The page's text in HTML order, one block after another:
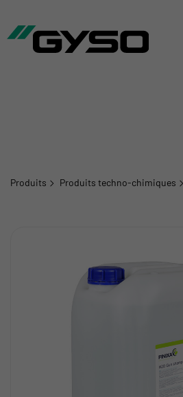
Produits Produits techno-chimiques